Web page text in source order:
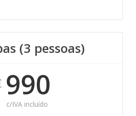
(3 pessoas)
c/IVA incluído